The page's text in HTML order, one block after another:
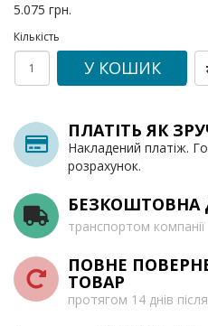
5.075 грн.
Кількість
У КОШИК
ПЛАТІТЬ ЯК
Накладений платіж.
розрахунок.
БЕЗКОШТОВНА
транспортом компанії
ПОВНЕ
ТОВАР
протягом 14 днів